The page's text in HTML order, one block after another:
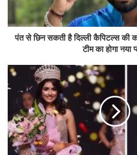
पंत से छिन सकती है दिल्ली कैपिटल्स की
टीम का होगा नया